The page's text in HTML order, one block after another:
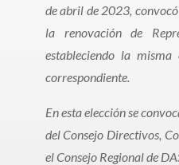
de abril de 2023,
la renovación de
estableciendo la
correspondiente.
En esta elección se
del Consejo Directivos,
el Consejo Regional de